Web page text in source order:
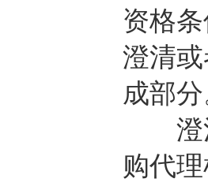
资格
澄清
成部
澄清
购代